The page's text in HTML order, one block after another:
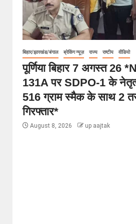
बिहार/झारखंड/बंगाल ब्रेकिंग न्यूज़ राज्य राष्टीय वीडियो
पूर्णिया बिहार 7 अगस्त 26
131A पर SDPO-1 के
516 ग्राम स्मैक के साथ 2
गिरफ्तार*
August 8, 2026 up aajtak